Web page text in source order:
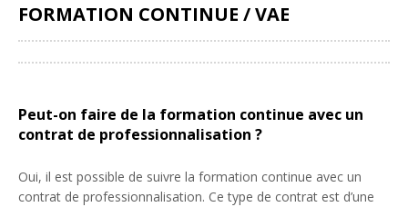
FORMATION CONTINUE / VAE
Peut-on faire de la formation continue avec un
contrat de professionnalisation ?
Oui, il est possible de suivre la formation continue avec un
contrat de professionnalisation. Ce type de contrat est d’une